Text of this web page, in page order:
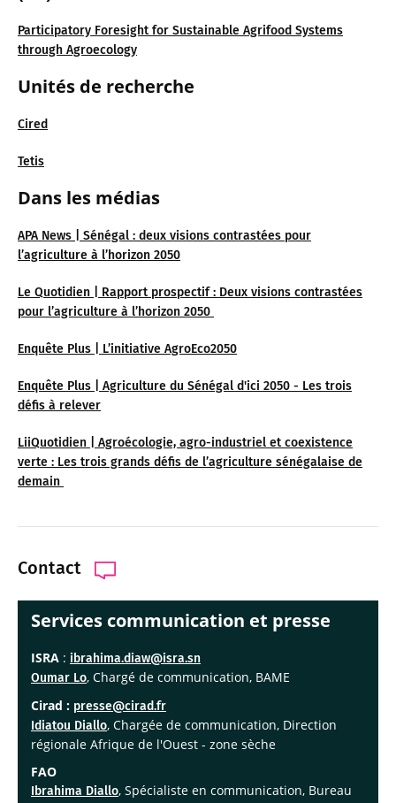
Participatory Foresight for Sustainable Agrifood Systems
through Agroecology
Unités de recherche
Cired
Tetis
Dans les médias
APA News | Sénégal : deux visions contrastées pour
l’agriculture à l’horizon 2050
Le Quotidien | Rapport prospectif : Deux visions contrastées
pour l’agriculture à l’horizon 2050
Enquête Plus | L’initiative AgroEco2050
Enquête Plus | Agriculture du Sénégal d'ici 2050 - Les trois
défis à relever
LiiQuotidien | Agroécologie, agro-industriel et coexistence
verte : Les trois grands défis de l’agriculture sénégalaise de
demain
Contact
Services communication et presse
ISRA : ibrahima.diaw@isra.sn
Oumar Lo, Chargé de communication, BAME
Cirad : presse@cirad.fr
Idiatou Diallo, Chargée de communication, Direction
régionale Afrique de l'Ouest - zone sèche
FAO
Ibrahima Diallo, Spécialiste en communication, Bureau